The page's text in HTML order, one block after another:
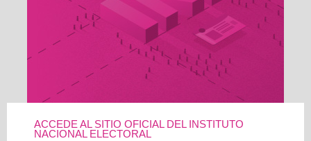
ACCEDE AL SITIO OFICIAL DEL INSTITUTO
NACIONAL ELECTORAL